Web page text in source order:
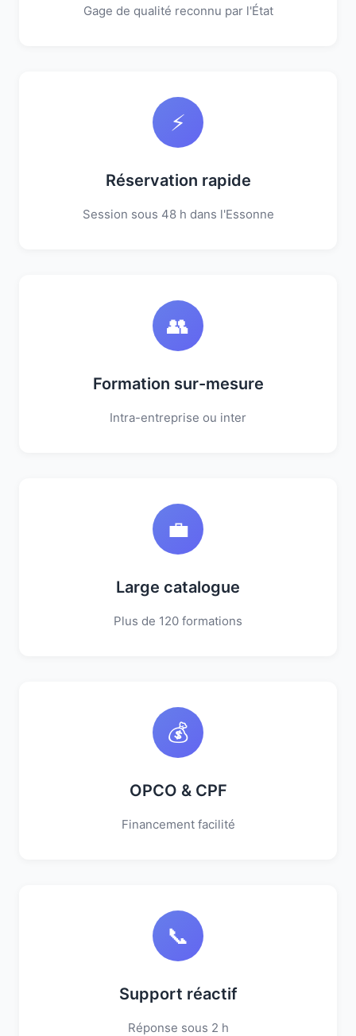
Gage de qualité reconnu par l'État
⚡
Réservation rapide
Session sous 48 h dans l'Essonne
👥
Formation sur-mesure
Intra-entreprise ou inter
💼
Large catalogue
Plus de 120 formations
💰
OPCO & CPF
Financement facilité
📞
Support réactif
Réponse sous 2 h